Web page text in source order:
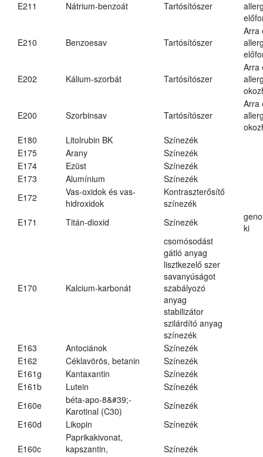
E211 Nátrium-benzoát Tartósítószer
E210 Benzoesav Tartósítószer
Arra
E202 Kálium-szorbát Tartósítószer
Arra
E200 Szorbinsav Tartósítószer
Arra
E180
Litolrubin BK
Színezék
E175
Arany
Színezék
E174
Ezüst
Színezék
E173
Alumínium
Színezék
E172
Vas-oxidok és vas-
hidroxidok
Kontraszterősítő
színezék
E171
Titán-dioxid Színezék
ki
E170 Kalcium-karbonát
csomósodást
gátló anyag
lisztkezelő szer
savanyúságot
szabályozó
anyag
stabilizátor
szilárdító anyag
színezék
E163
Antociánok
Színezék
E162
Céklavörös, betanin
Színezék
E161g
Kantaxantin
Színezék
E161b
Lutein
Színezék
E160e
béta-apo-8&#39;-
Karotinal (C30)
Színezék
E160d
Likopin Színezék
E160c
Paprikakivonat,
kapszantin,
Színezék